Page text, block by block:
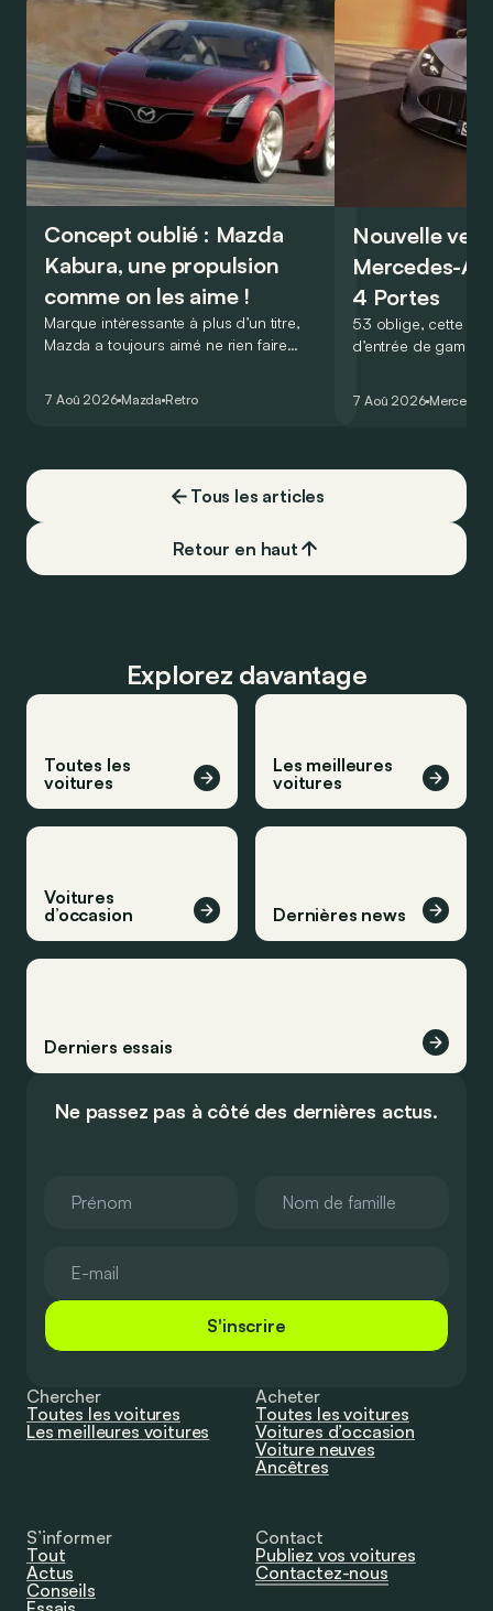
Concept oublié : Mazda
Kabura, une propulsion
comme on les aime !
Marque intéressante à plus d’un titre,
Mazda a toujours aimé ne rien faire
de la plus belle des manières…
7 Aoû 2026 Mazda Retro
Nouvelle
Mercedes-
4 Portes
53 oblige, cette
d’entrée de
moins…
7 Aoû 2026 Mercedes
Tous les articles
Retour en haut
Explorez davantage
Toutes les
voitures
Les meilleures
voitures
Voitures
d’occasion
Dernières news
Derniers essais
Ne passez pas à côté des dernières actus.
S'inscrire
Chercher
Toutes les voitures
Les meilleures voitures
Acheter
Toutes les voitures
Voitures d’occasion
Voiture neuves
Ancêtres
S’informer
Tout
Actus
Conseils
Contact
Publiez vos voitures
Contactez-nous